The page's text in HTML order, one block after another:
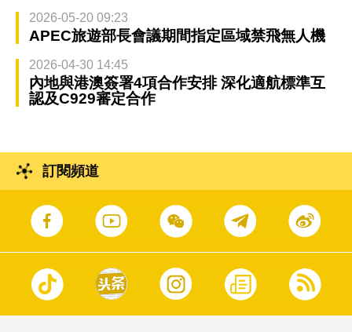
2026-05-20 09:23
APEC旅遊部長會議期間指定區域禁飛無人機
2026-04-30 14:45
內地與港澳簽署4項合作安排 深化適航標準互
認及C929審定合作
訂閱頻道